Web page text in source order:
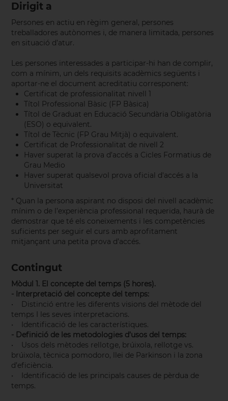
Dirigit a
Persones en actiu en règim general, persones
treballadores autònomes i, de manera limitada, persones
en situació d’atur.
Les persones interessades a participar-hi han de complir,
com a mínim, un dels requisits acadèmics següents i
aportar-ne el document acreditatiu corresponent:
Certificat de professionalitat nivell 1
Títol Professional Bàsic (FP Bàsica)
Títol de Graduat en Educació Secundària Obligatòria
(ESO) o equivalent.
Títol de Tècnic (FP Grau Mitjà) o equivalent.
Certificat de Professionalitat de nivell 2
Haver superat la prova d’accés a Cicles Formatius de
Grau Medio
Haver superat qualsevol prova oficial d'accés a la
Universitat
* Quan la persona aspirant no disposi del nivell acadèmic
mínim o de l’experiència professional requerida, haurà de
demostrar que té els coneixements i les competències
suficients per seguir el curs amb aprofitament
mitjançant una petita prova d’accés.
Contingut
Mòdul 1. El concepte del temps (5 hores).
- Interpretació del concepte del temps:
• Distinció entre les diferents visions del mètode del
temps I les seves interpretacions.
• Identificació de les característiques.
- Definició de les metodologies d’usos del temps:
• Usos dels mètodes rellotge, brúixola, rellotge vs.
brúixola, tècnica pomodoro, llei de Parkinson i la zona
d’eficiència.
• Identificació de les principals causes de pèrdua de
temps.